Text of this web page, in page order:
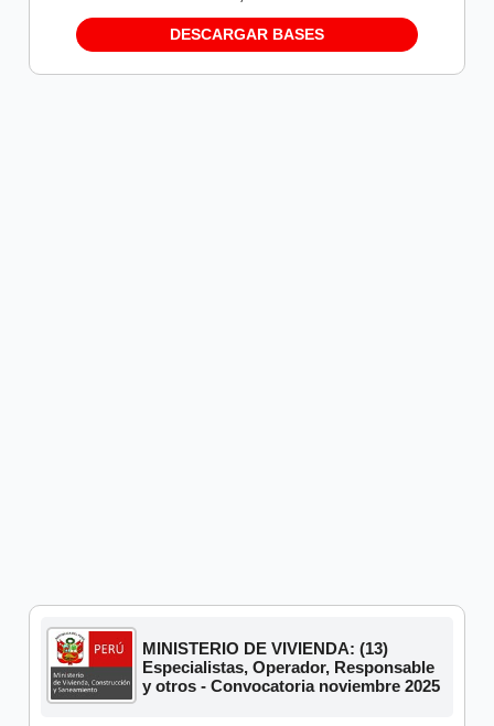
DESCARGAR BASES
MINISTERIO DE VIVIENDA: (13)
Especialistas, Operador, Responsable
y otros - Convocatoria noviembre 2025